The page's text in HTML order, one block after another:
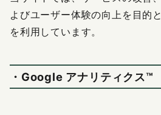
よびユーザー体験の向上を目的
を利用しています。
・Google アナリティクス™